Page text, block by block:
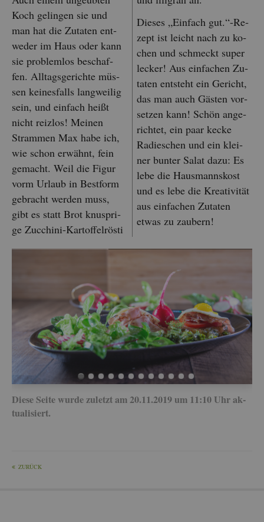
Koch ge­lin­gen sie und
man hat die Zu­ta­ten ent­
we­der im Haus oder kann
sie pro­blem­los be­schaf­
fen. All­tags­ge­rich­te müs­
sen kei­nes­falls lang­wei­lig
sein, und ein­fach heißt
nicht reiz­los! Mei­nen
Stram­men Max habe ich,
wie schon er­wähnt, fein
ge­macht. Weil die Figur
vorm Ur­laub in Best­form
ge­bracht wer­den muss,
gibt es statt Brot knusp­ri­
ge Zuc­chi­ni-Kar­tof­fel­rös­ti
Die­ses „Ein­fach gut.“-Re­
zept ist leicht nach zu ko­
chen und schmeckt super
le­cker! Aus ein­fa­chen Zu­
ta­ten ent­steht ein Ge­richt,
das man auch Gäs­ten vor­
set­zen kann! Schön an­ge­
rich­tet, ein paar kecke
Ra­dies­chen und ein klei­
ner bun­ter Salat dazu: Es
lebe die Haus­manns­kost
und es lebe die Krea­ti­vi­tät
aus ein­fa­chen Zu­ta­ten
etwas zu zau­bern!
Diese Seite wurde zu­letzt am 20.11.2019 um 11:10 Uhr ak­
tua­li­siert.
ZU­RÜCK